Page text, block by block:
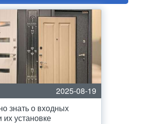
2025-08-19
знать о входных
их установке